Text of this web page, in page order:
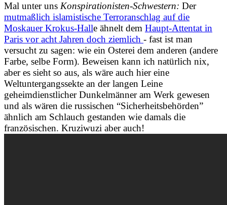
Mal unter uns Konspirationisten-Schwestern: Der
mutmaßlich islamistische Terroranschlag auf die
Moskauer Krokus-Halle ähnelt dem Haupt-Attentat in
Paris vor acht Jahren doch ziemlich - fast ist man
versucht zu sagen: wie ein Osterei dem anderen (andere
Farbe, selbe Form). Beweisen kann ich natürlich nix,
aber es sieht so aus, als wäre auch hier eine
Weltuntergangssekte an der langen Leine
geheimdienstlicher Dunkelmänner am Werk gewesen
und als wären die russischen “Sicherheitsbehörden”
ähnlich am Schlauch gestanden wie damals die
französischen. Kruziwuzi aber auch!